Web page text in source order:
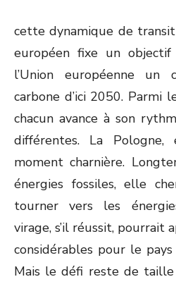
cette dynamique de
européen fixe un
l’Union européenne un
carbone d’ici 2050. Parmi
chacun avance à son
différentes. La
moment charnière.
énergies fossiles, elle
tourner vers les
virage, s’il réussit, pourrait
considérables pour le
Mais le défi reste de